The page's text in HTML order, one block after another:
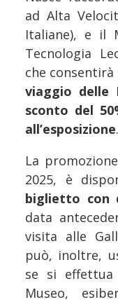
ad Alta
Italiane), e il
Tecnologia
che consentirà
viaggio delle
sconto del
all’esposizione.
La
2025, è
biglietto con
data
visita alle
può, inoltre,
se si effettua
Museo,